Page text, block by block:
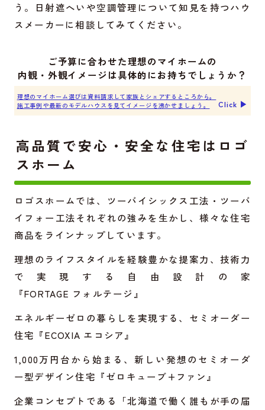
う。日射遮へいや空調管理について知見を持つハウ
スメーカーに相談してみてください。
ご予算に合わせた理想のマイホームの
内観・外観イメージは具体的にお持ちでしょうか？
理想のマイホーム選びは資料請求して家族とシェアするところから。
施工事例や最新のモデルハウスを見てイメージを沸かせましょう。
Click ▶︎
高品質で安心・安全な住宅はロゴ
スホーム
ロゴスホームでは、ツーバイシックス工法・ツーバ
イフォー工法それぞれの強みを生かし、様々な住宅
商品をラインナップしています。
理想のライフスタイルを経験豊かな提案力、技術力
で実現する自由設計の家
『FORTAGE フォルテージ』
エネルギーゼロの暮らしを実現する、セミオーダー
住宅 『ECOXIA エコシア』
1,000万円台から始まる、新しい発想のセミオーダ
ー型デザイン住宅 『ゼロキューブ+ファン』
企業コンセプトである「北海道で働く誰もが手の届